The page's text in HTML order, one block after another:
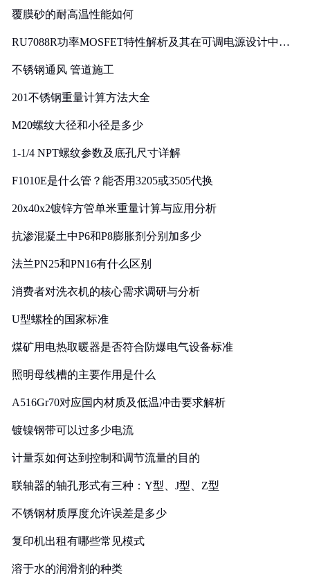
覆膜砂的耐高温性能如何
RU7088R功率MOSFET特性解析及其在可调电源设计中的
不锈钢通风 管道施工
201不锈钢重量计算方法大全
M20螺纹大径和小径是多少
1-1/4 NPT螺纹参数及底孔尺寸详解
F1010E是什么管？能否用3205或3505代换
20x40x2镀锌方管单米重量计算与应用分析
抗渗混凝土中P6和P8膨胀剂分别加多少
法兰PN25和PN16有什么区别
消费者对洗衣机的核心需求调研与分析
U型螺栓的国家标准
煤矿用电热取暖器是否符合防爆电气设备标准
照明母线槽的主要作用是什么
A516Gr70对应国内材质及低温冲击要求解析
镀镍钢带可以过多少电流
计量泵如何达到控制和调节流量的目的
联轴器的轴孔形式有三种：Y型、J型、Z型
不锈钢材质厚度允许误差是多少
复印机出租有哪些常见模式
溶于水的润滑剂的种类